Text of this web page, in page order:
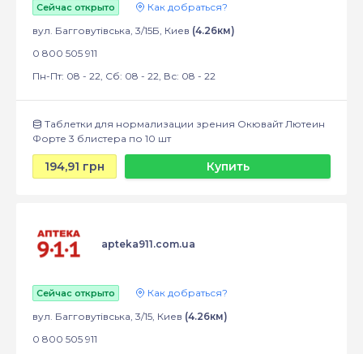
Сейчас открыто
Как добраться?
вул. Багговутівська, 3/15Б, Киев (4.26км)
0 800 505 911
Пн-Пт: 08 - 22, Сб: 08 - 22, Вс: 08 - 22
Таблетки для нормализации зрения Окювайт Лютеин
Форте 3 блистера по 10 шт
194,91 грн Купить
apteka911.com.ua
Сейчас открыто
Как добраться?
вул. Багговутівська, 3/15, Киев (4.26км)
0 800 505 911